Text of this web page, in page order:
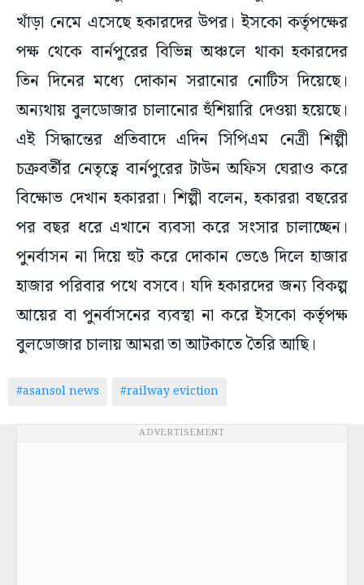
খাঁড়া নেমে এসেছে হকারদের উপর। ইসকো কর্তৃপক্ষের
পক্ষ থেকে বার্নপুরের বিভিন্ন অঞ্চলে থাকা হকারদের
তিন দিনের মধ্যে দোকান সরানোর নোটিস দিয়েছে।
অন্যথায় বুলডোজার চালানোর হুঁশিয়ারি দেওয়া হয়েছে।
এই সিদ্ধান্তের প্রতিবাদে এদিন সিপিএম নেত্রী শিল্পী
চক্রবর্তীর নেতৃত্বে বার্নপুরের টাউন অফিস ঘেরাও করে
বিক্ষোভ দেখান হকাররা। শিল্পী বলেন, হকাররা বছরের
পর বছর ধরে এখানে ব্যবসা করে সংসার চালাচ্ছেন।
পুনর্বাসন না দিয়ে হুট করে দোকান ভেঙে দিলে হাজার
হাজার পরিবার পথে বসবে। যদি হকারদের জন্য বিকল্প
আয়ের বা পুনর্বাসনের ব্যবস্থা না করে ইসকো কর্তৃপক্ষ
বুলডোজার চালায় আমরা তা আটকাতে তৈরি আছি।
#asansol news #railway eviction
ADVERTISEMENT